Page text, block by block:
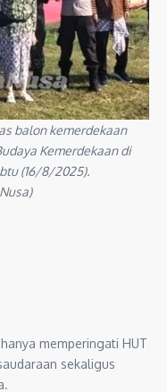
balon kemerdekaan
Kemerdekaan di
(16/8/2025).
memperingati HUT
sekaligus